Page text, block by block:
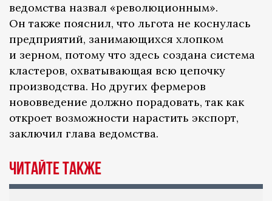
ведомства назвал «революционным».
Он также пояснил, что льгота не коснулась
предприятий, занимающихся хлопком
и зерном, потому что здесь создана система
кластеров, охватывающая всю цепочку
производства. Но других фермеров
нововведение должно порадовать, так как
откроет возможности нарастить экспорт,
заключил глава ведомства.
Читайте также